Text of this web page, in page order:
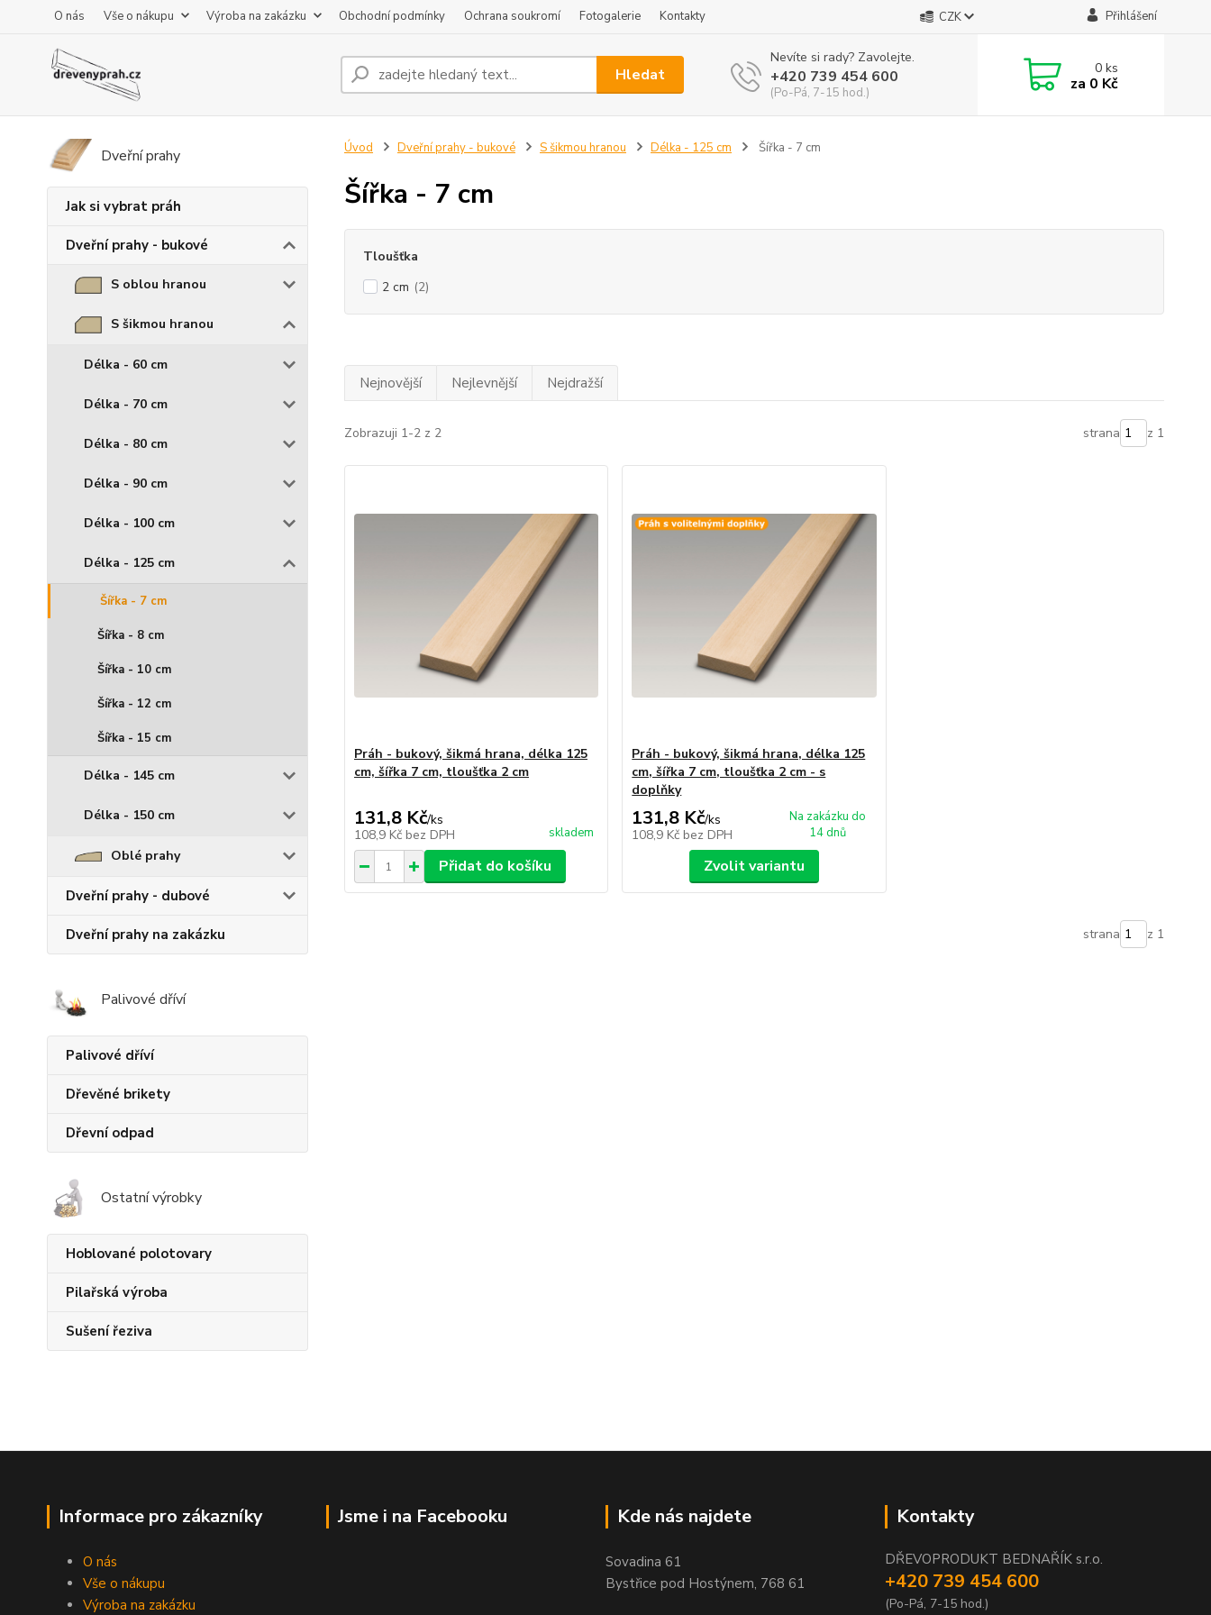
O nás Vše o nákupu Výroba na zakázku Obchodní podmínky Ochrana soukromí Fotogalerie Kontakty CZK Přihlášení
Hledat
Nevíte si rady? Zavolejte.
+420 739 454 600
(Po-Pá, 7-15 hod.)
0ks
za 0 Kč
Dveřní prahy
Jak si vybrat práh
Dveřní prahy - bukové
S oblou hranou
S šikmou hranou
Délka - 60 cm
Délka - 70 cm
Délka - 80 cm
Délka - 90 cm
Délka - 100 cm
Délka - 125 cm
Šířka - 7 cm
Šířka - 8 cm
Šířka - 10 cm
Šířka - 12 cm
Šířka - 15 cm
Délka - 145 cm
Délka - 150 cm
Oblé prahy
Dveřní prahy - dubové
Dveřní prahy na zakázku
Palivové dříví
Palivové dříví
Dřevěné brikety
Dřevní odpad
Ostatní výrobky
Hoblované polotovary
Pilařská výroba
Sušení řeziva
Úvod Dveřní prahy - bukové S šikmou hranou Délka - 125 cm Šířka - 7 cm
Šířka - 7 cm
Tloušťka
2 cm (2)
Nejnovější Nejlevnější Nejdražší
Zobrazuji 1-2 z 2 strana z 1
Práh - bukový, šikmá hrana, délka 125
cm, šířka 7 cm, tloušťka 2 cm
131,8 Kč/ks
108,9 Kč bez DPH skladem
Přidat do košíku
Práh - bukový, šikmá hrana, délka 125
cm, šířka 7 cm, tloušťka 2 cm - s
doplňky
131,8 Kč/ks
108,9 Kč bez DPH
Na zakázku do
14 dnů
Zvolit variantu
strana z 1
Informace pro zákazníky
O nás
Vše o nákupu
Výroba na zakázku
Jsme i na Facebooku Kde nás najdete
Sovadina 61
Bystřice pod Hostýnem, 768 61
Kontakty
DŘEVOPRODUKT BEDNAŘÍK s.r.o.
+420 739 454 600
(Po-Pá, 7-15 hod.)